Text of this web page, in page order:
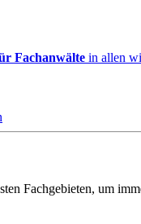
Fachanwälte in allen
Fachgebieten, um